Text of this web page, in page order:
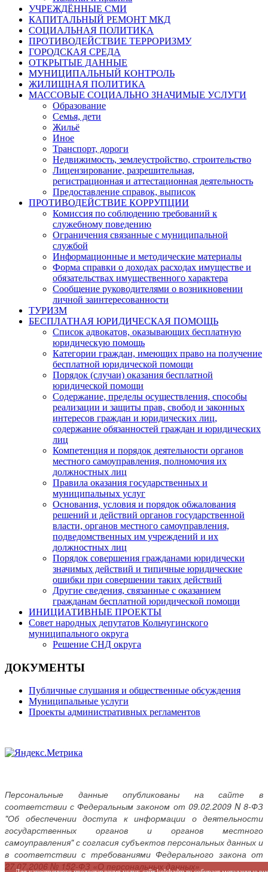
УЧРЕЖДЁННЫЕ СМИ
КАПИТАЛЬНЫЙ РЕМОНТ МКД
СОЦИАЛЬНАЯ ПОЛИТИКА
ПРОТИВОДЕЙСТВИЕ ТЕРРОРИЗМУ
ГОРОДСКАЯ СРЕДА
ОТКРЫТЫЕ ДАННЫЕ
МУНИЦИПАЛЬНЫЙ КОНТРОЛЬ
ЖИЛИЩНАЯ ПОЛИТИКА
МАССОВЫЕ СОЦИАЛЬНО ЗНАЧИМЫЕ УСЛУГИ
Образование
Семья, дети
Жильё
Иное
Транспорт, дороги
Недвижимость, землеустройство, строительство
Лицензирование, разрешительная,
регистрационная и аттестационная деятельность
Предоставление справок, выписок
ПРОТИВОДЕЙСТВИЕ КОРРУПЦИИ
Комиссия по соблюдению требований к
служебному поведению
Ограничения связанные с муниципальной
службой
Информационные и методические материалы
Форма справки о доходах расходах имуществе и
обязательствах имущественного характера
Сообщение руководителями о возникновении
личной заинтересованности
ТУРИЗМ
БЕСПЛАТНАЯ ЮРИДИЧЕСКАЯ ПОМОЩЬ
Список адвокатов, оказывающих бесплатную
юридическую помощь
Категории граждан, имеющих право на получение
бесплатной юридической помощи
Порядок (случаи) оказания бесплатной
юридической помощи
Содержание, пределы осуществления, способы
реализации и защиты прав, свобод и законных
интересов граждан и юридических лиц,
содержание обязанностей граждан и юридических
лиц
Компетенция и порядок деятельности органов
местного самоуправления, полномочия их
должностных лиц
Правила оказания государственных и
муниципальных услуг
Основания, условия и порядок обжалования
решений и действий органов государственной
власти, органов местного самоуправления,
подведомственных им учреждений и их
должностных лиц
Порядок совершения гражданами юридически
значимых действий и типичные юридические
ошибки при совершении таких действий
Другие сведения, связанные с оказанием
гражданам бесплатной юридической помощи
ИНИЦИАТИВНЫЕ ПРОЕКТЫ
Совет народных депутатов Кольчугинского
муниципального округа
Решение СНД округа
ДОКУМЕНТЫ
Публичные слушания и общественные обсуждения
Муниципальные услуги
Проекты административных регламентов
Персональные данные опубликованы на сайте в
соответствии с Федеральным законом от 09.02.2009 N 8-ФЗ
"Об обеспечении доступа к информации о деятельности
государственных органов и органов местного
самоуправления" с согласия субъектов персональных данных и
в соответствии с требованиями Федерального закона от
27.07.2006 № 152-ФЗ «О персональных данных»